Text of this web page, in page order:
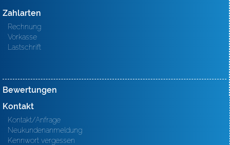
Zahlarten
Rechnung
Vorkasse
Lastschrift
Bewertungen
Kontakt
Kontakt/Anfrage
Neukundenanmeldung
Kennwort vergessen